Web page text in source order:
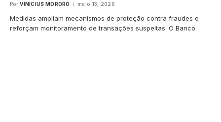
Por VINICIUS MORORÓ maio 13, 2026
Medidas ampliam mecanismos de proteção contra fraudes e
reforçam monitoramento de transações suspeitas. O Banco…